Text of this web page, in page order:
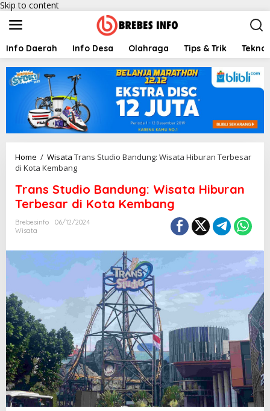
Skip to content
Info Daerah Info Desa Olahraga Tips & Trik
Home / Wisata Trans Studio Bandung: Wisata Hiburan Terbesar
di Kota Kembang
Trans Studio Bandung: Wisata Hiburan
Terbesar di Kota Kembang
Brebesinfo
06/12/2024
Wisata